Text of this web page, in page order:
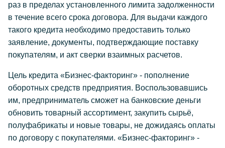
раз в пределах установленного лимита задолженности
в течение всего срока договора. Для выдачи каждого
такого кредита необходимо предоставить только
заявление, документы, подтверждающие поставку
покупателям, и акт сверки взаимных расчетов.
Цель кредита «Бизнес-факторинг» - пополнение
оборотных средств предприятия. Воспользовавшись
им, предприниматель сможет на банковские деньги
обновить товарный ассортимент, закупить сырьё,
полуфабрикаты и новые товары, не дожидаясь оплаты
по договору с покупателями. «Бизнес-факторинг» -